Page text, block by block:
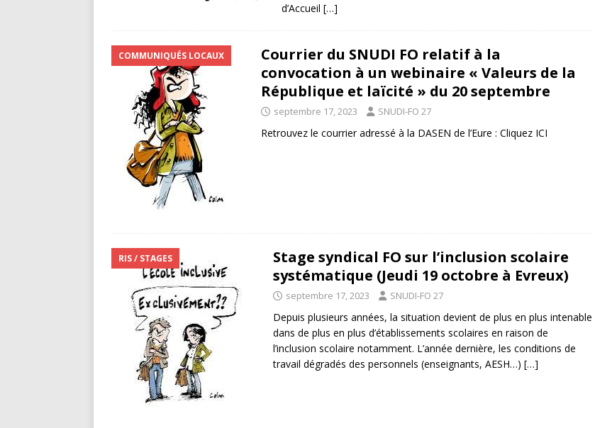
d’Accueil […]
COMMUNIQUÉS LOCAUX
Courrier du SNUDI FO relatif à la
convocation à un webinaire « Valeurs de la
République et laïcité » du 20 septembre
septembre 17, 2023 SNUDI-FO 27
Retrouvez le courrier adressé à la DASEN de l’Eure : Cliquez ICI
RIS / STAGES
Stage syndical FO sur l’inclusion scolaire
systématique (Jeudi 19 octobre à Evreux)
septembre 17, 2023 SNUDI-FO 27
Depuis plusieurs années, la situation devient de plus en plus intenable
dans de plus en plus d’établissements scolaires en raison de
l’inclusion scolaire notamment. L’année dernière, les conditions de
travail dégradés des personnels (enseignants, AESH…) […]